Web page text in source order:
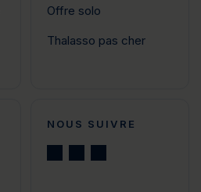
Offre solo
Thalasso pas cher
NOUS SUIVRE